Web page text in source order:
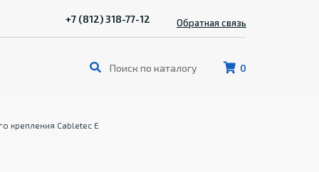
0
+7 (812) 318-77-12 Обратная связь
крепления Cabletec E